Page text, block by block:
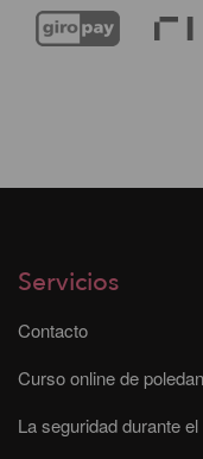
Servicios
Contacto
Curso online de
La seguridad durante